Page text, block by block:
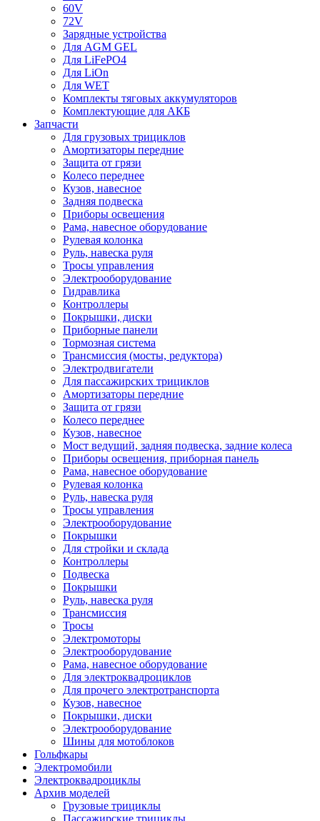
60V
72V
Зарядные устройства
Для AGM GEL
Для LiFePO4
Для LiOn
Для WET
Комплекты тяговых аккумуляторов
Комплектующие для АКБ
Запчасти
Для грузовых трициклов
Амортизаторы передние
Защита от грязи
Колесо переднее
Кузов, навесное
Задняя подвеска
Приборы освещения
Рама, навесное оборудование
Рулевая колонка
Руль, навеска руля
Тросы управления
Электрооборудование
Гидравлика
Контроллеры
Покрышки, диски
Приборные панели
Тормозная система
Трансмиссия (мосты, редуктора)
Электродвигатели
Для пассажирских трициклов
Амортизаторы передние
Защита от грязи
Колесо переднее
Кузов, навесное
Мост ведущий, задняя подвеска, задние колеса
Приборы освещения, приборная панель
Рама, навесное оборудование
Рулевая колонка
Руль, навеска руля
Тросы управления
Электрооборудование
Покрышки
Для стройки и склада
Контроллеры
Подвеска
Покрышки
Руль, навеска руля
Трансмиссия
Тросы
Электромоторы
Электрооборудование
Рама, навесное оборудование
Для электроквадроциклов
Для прочего электротранспорта
Кузов, навесное
Покрышки, диски
Электрооборудование
Шины для мотоблоков
Гольфкары
Электромобили
Электроквадроциклы
Архив моделей
Грузовые трициклы
Пассажирские трициклы